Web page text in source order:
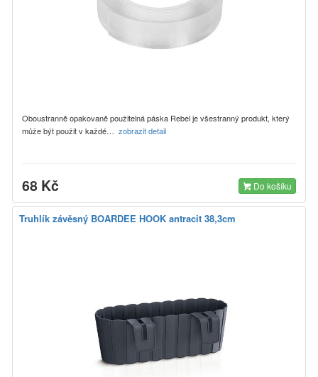
Oboustranně opakovaně použitelná páska Rebel je všestranný produkt, který
může být použit v každé… zobrazit detail
68 Kč Do košíku
Truhlík závěsný BOARDEE HOOK antracit 38,3cm